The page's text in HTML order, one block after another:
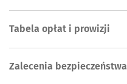
Tabela opłat i prowizji
Zalecenia bezpieczeństwa